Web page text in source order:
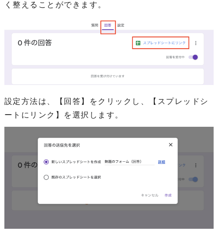
く整えることができます。
設定方法は、【回答】をクリックし、【スプレッドシ
ートにリンク】を選択します。